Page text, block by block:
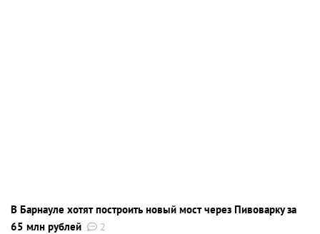
В Барнауле хотят построить новый мост через Пивоварку за
65 млн рублей
2